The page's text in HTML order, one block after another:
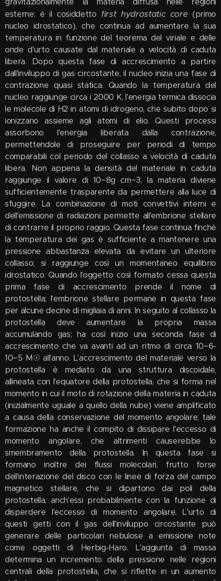
esterne: è il cosiddetto first hydrostatic core(primo
nucleo idrostatico), che continua ad aumentare la sua
temperatura in funzione del teorema del viriale e delle
onde d'urto causate dal materiale a velocità di caduta
libera. Dopo questa fase di accrescimento a partire
dall'inviluppo di gas circostante, il nucleo inizia una fase di
contrazione quasi statica. Quando la temperatura del
nucleo raggiunge circa i 2000 K, l'energia termica dissocia
le molecole di H2 in atomi di idrogeno, che subito dopo si
ionizzano assieme agli atomi di elio. Questi processi
assorbono l'energia liberata dalla contrazione,
permettendole di proseguire per periodi di tempo
comparabili col periodo del collasso a velocità di caduta
libera. Non appena la densità del materiale in caduta
raggiunge il valore di 10−8g cm−3, la materia diviene
sufficientemente trasparente da permettere alla luce di
sfuggire. La combinazione di moti convettivi interni e
dell'emissione di radiazioni permette all'embrione stellare
di contrarre il proprio raggio. Questa fase continua finché
la temperatura dei gas è sufficiente a mantenere una
pressione abbastanza elevata da evitare un ulteriore
collasso; si raggiunge così un momentaneo equilibrio
idrostatico. Quando l'oggetto così formato cessa questa
prima fase di accrescimento prende il nome di
protostella; l'embrione stellare permane in questa fase
per alcune decine di migliaia di anni. In seguito al collasso la
protostella deve aumentare la propria massa
accumulando gas; ha così inizio una seconda fase di
accrescimento che va avanti ad un ritmo di circa 10−6-
10−5 M☉ all'anno. L'accrescimento del materiale verso la
protostella è mediato da una struttura discoidale,
allineata con l'equatore della protostella, che si forma nel
momento in cui il moto di rotazione della materia in caduta
(inizialmente uguale a quello della nube) viene amplificato
a causa della conservazione del momento angolare; tale
formazione ha anche il compito di dissipare l'eccesso di
momento angolare, che altrimenti causerebbe lo
smembramento della protostella. In questa fase si
formano inoltre dei flussi molecolari, frutto forse
dell'interazione del disco con le linee di forza del campo
magnetico stellare, che si dipartono dai poli della
protostella, anch'essi probabilmente con la funzione di
disperdere l'eccesso di momento angolare. L'urto di
questi getti con il gas dell'inviluppo circostante può
generare delle particolari nebulose a emissione note
come oggetti di Herbig-Haro. L'aggiunta di massa
determina un incremento della pressione nelle regioni
centrali della protostella, che si riflette in un aumento